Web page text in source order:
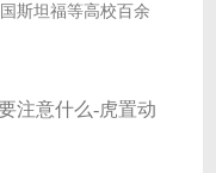
斯坦福等高校百余
注意什么-虎置动